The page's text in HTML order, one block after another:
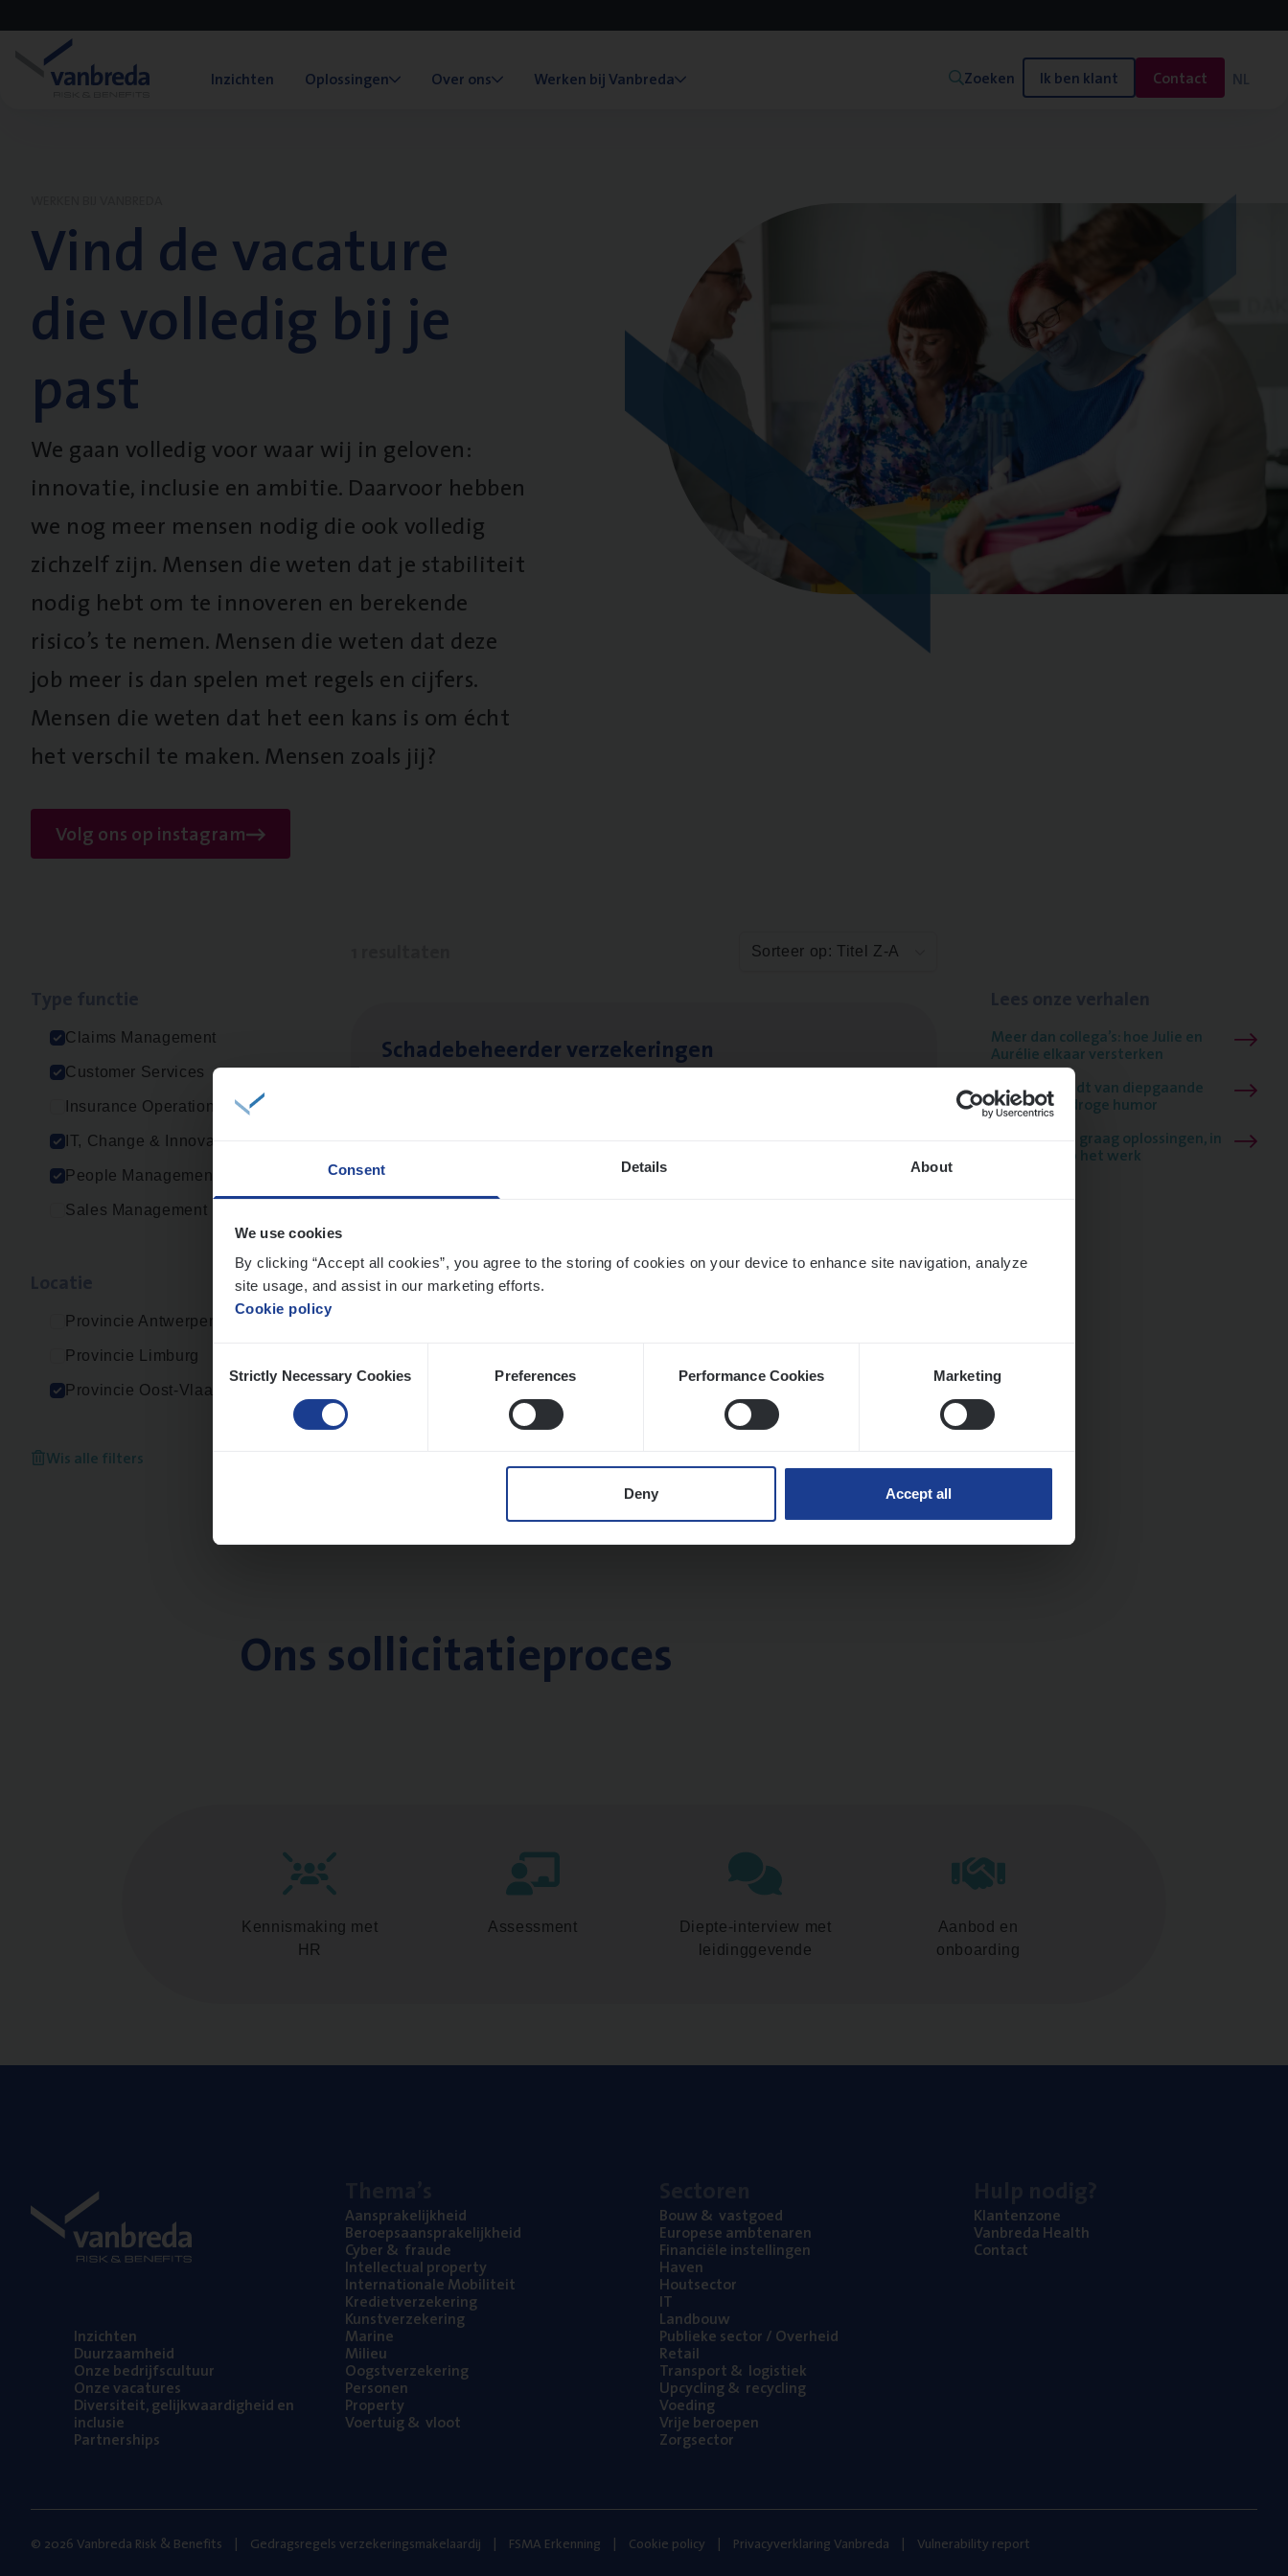
Consent Details About
We use cookies
By clicking “Accept all cookies”, you agree to the storing of cookies on your device to enhance site navigation, analyze
site usage, and assist in our marketing efforts.
Cookie policy
Selection
Strictly Necessary Cookies Preferences Performance Cookies Marketing
Deny Accept all
Inzichten Oplossingen Over ons Werken bij Vanbreda Zoeken Ik ben klant Contact NL
Vind de vacature
die volledig bij je
past
We gaan volledig voor waar wij in geloven:
innovatie, inclusie en ambitie. Daarvoor hebben
we nog meer mensen nodig die ook volledig
zichzelf zijn. Mensen die weten dat je stabiliteit
nodig hebt om te innoveren en berekende
risico’s te nemen. Mensen die weten dat deze
job meer is dan spelen met regels en cijfers.
Mensen die weten dat het een kans is om écht
het verschil te maken. Mensen zoals jij?
Volg ons op instagram
Claims Management
Customer Services
Insurance Operations
IT, Change & Innovation
People Management
Sales Management
Provincie Antwerpen
Provincie Limburg
Provincie Oost-Vlaanderen
Wis alle filters
Sorteer op: Titel Z-A
Scha­de­be­heer­der verzekeringen Meer dan collega’s: hoe Julie en
Aurélie elkaar versterken
Mathias houdt van diepgaande
dossiers én droge humor
Thalia zoekt graag oplossingen, in
games én op het werk
Ons sollicitatieproces
Kennismaking met
HR
Assessment
Diepte-interview met
leidinggevende
Aanbod en
onboarding
Inzich­ten
Duur­zaam­heid
Onze bedrijfs­cul­tuur
Onze vaca­tu­res
Diver­si­teit, gelijk­waar­dig­heid en
inclusie
Part­ner­ships
Aan­spra­ke­lijk­heid
Beroeps­aan­spra­ke­lijk­heid
Cyber& fraude
Intel­lec­tu­al property
Inter­na­ti­o­na­le Mobiliteit
Kre­diet­ver­ze­ke­ring
Kunst­ver­ze­ke­ring
Mari­ne
Mili­eu
Oogst­ver­ze­ke­ring
Per­so­nen
Pro­per­ty
Voer­tuig& vloot
Bouw& vastgoed
Euro­pe­se ambtenaren
Finan­ci­ë­le instellingen
Haven
Hout­sec­tor
IT
Land­bouw
Publie­ke sec­tor / Overheid
Retail
Trans­port& logistiek
Upcy­cling& recycling
Voe­ding
Vrije beroe­pen
Zorg­sec­tor
Klan­ten­zo­ne
Van­b­re­da Health
Con­tact
© 2026 Vanbreda Risk & Benefits Gedragsregels verzekeringsmakelaardij FSMA Erkenning Cookie policy Privacyverklaring Vanbreda Vulnerability report